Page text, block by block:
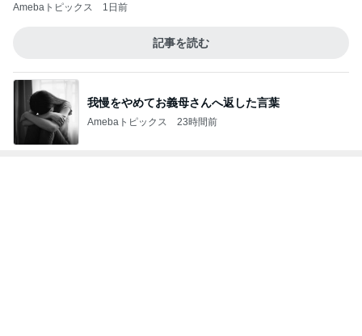
Amebaトピックス 1日前
記事を読む
我慢をやめてお義母さんへ返した言葉
Amebaトピックス 23時間前